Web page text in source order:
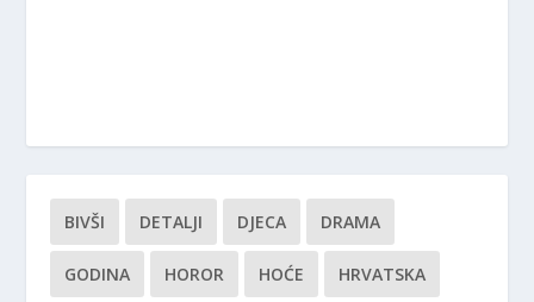
BIVŠI DETALJI DJECA DRAMA
GODINA HOROR HOĆE HRVATSKA